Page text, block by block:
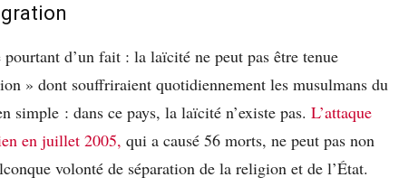
d’un fait : la laïcité ne peut pas être tenue
» dont souffriraient quotidiennement les musulmans du
simple : dans ce pays, la laïcité n’existe pas. L’attaque
en juillet 2005, qui a causé 56 morts, ne peut pas non
volonté de séparation de la religion et de l’État.